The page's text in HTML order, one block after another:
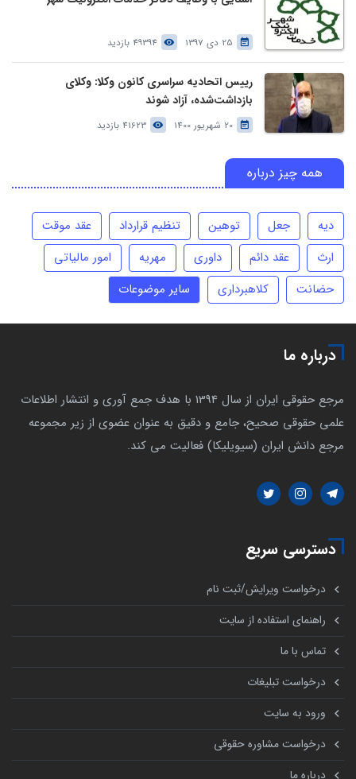
25 دی 1397 49394 بازدید
رییس اتحادیه سراسری کانون وکلا: وکلای
بازداشت‌شده، آزاد شوند
20 شهریور 1400 41623 بازدید
همه چیز درباره
دیه جعل توهین تنظیم قرارداد
عقد موقت
ارث
عقد دائم داوری مهریه
امور مالیاتی
حضانت
کلاهبرداری سایر موضوعات
درباره ما
مرجع حقوقی ایران از سال 1394 با هدف جمع آوری و انتشار اطلاعات
علمی حقوقی صحیح، جامع و دقیق به عنوان عضوی از زیر مجموعه
مرجع دانش ایران (سیویلیکا) فعالیت می کند.
دسترسی سریع
درخواست ویرایش/ثبت نام
راهنمای استفاده از سایت
تماس با ما
درخواست تبلیغات
ورود به سایت
درخواست مشاوره حقوقی
درباره ما